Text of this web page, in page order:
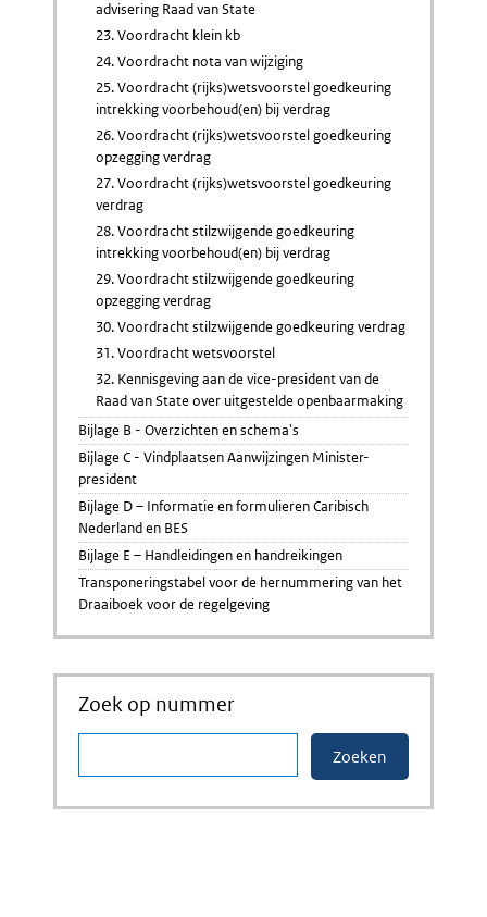
advisering Raad van State
23. Voordracht klein kb
24. Voordracht nota van wijziging
25. Voordracht (rijks)wetsvoorstel goedkeuring
intrekking voorbehoud(en) bij verdrag
26. Voordracht (rijks)wetsvoorstel goedkeuring
opzegging verdrag
27. Voordracht (rijks)wetsvoorstel goedkeuring
verdrag
28. Voordracht stilzwijgende goedkeuring
intrekking voorbehoud(en) bij verdrag
29. Voordracht stilzwijgende goedkeuring
opzegging verdrag
30. Voordracht stilzwijgende goedkeuring verdrag
31. Voordracht wetsvoorstel
32. Kennisgeving aan de vice-president van de
Raad van State over uitgestelde openbaarmaking
Bijlage B - Overzichten en schema's
Bijlage C - Vindplaatsen Aanwijzingen Minister-
president
Bijlage D – Informatie en formulieren Caribisch
Nederland en BES
Bijlage E – Handleidingen en handreikingen
Transponeringstabel voor de hernummering van het
Draaiboek voor de regelgeving
Zoek op nummer